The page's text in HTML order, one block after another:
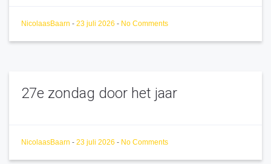
NicolaasBaarn - 23 juli 2026 - No Comments
27e zondag door het jaar
NicolaasBaarn - 23 juli 2026 - No Comments